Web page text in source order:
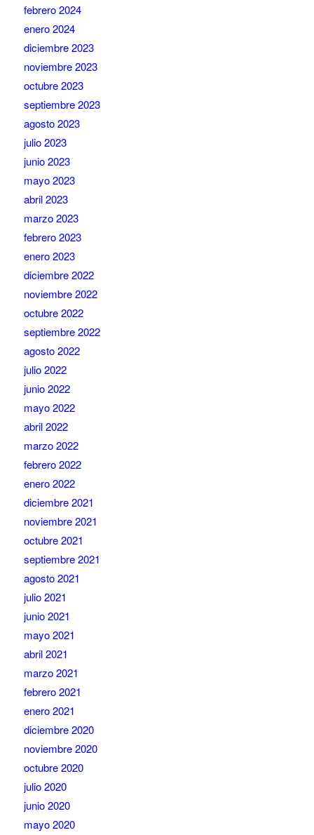
febrero 2024
enero 2024
diciembre 2023
noviembre 2023
octubre 2023
septiembre 2023
agosto 2023
julio 2023
junio 2023
mayo 2023
abril 2023
marzo 2023
febrero 2023
enero 2023
diciembre 2022
noviembre 2022
octubre 2022
septiembre 2022
agosto 2022
julio 2022
junio 2022
mayo 2022
abril 2022
marzo 2022
febrero 2022
enero 2022
diciembre 2021
noviembre 2021
octubre 2021
septiembre 2021
agosto 2021
julio 2021
junio 2021
mayo 2021
abril 2021
marzo 2021
febrero 2021
enero 2021
diciembre 2020
noviembre 2020
octubre 2020
julio 2020
junio 2020
mayo 2020